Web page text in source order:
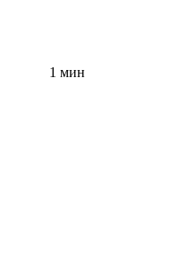
1 мин